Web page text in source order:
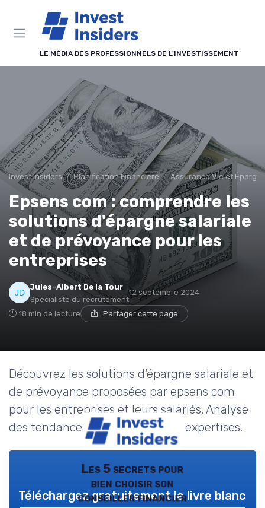
LE MÉDIA DES PROFESSIONNELS DE L'INVESTISSEMENT
Invest Insiders Planification Financière Assurance Vie et
Epsens com : comprendre les
solutions d'épargne salariale
et de prévoyance pour les
entreprises
Jules-Albert De la Tour
Spécialiste du recrutement
12 septembre 2024
18 min de lecture Partager cette page
Découvrez les solutions d'épargne salariale et
de prévoyance proposées par epsens com
pour les entreprises et leurs salariés. Analyse
des tendances, études de cas et expertises.
Les 5 secrets pour
bien choisir son
conseiller financier
Téléchargez gratuitement le livre blanc